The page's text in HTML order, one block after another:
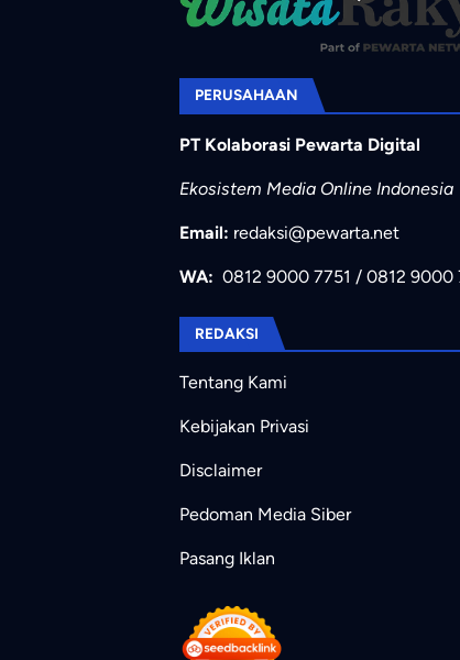
PERUSAHAAN
PT Kolaborasi Pewarta Digital
Ekosistem Media Online Indonesia
Email: redaksi@pewarta.net
WA: 0812 9000 7751 / 0812 9000
REDAKSI
Tentang Kami
Kebijakan Privasi
Disclaimer
Pedoman Media Siber
Pasang Iklan